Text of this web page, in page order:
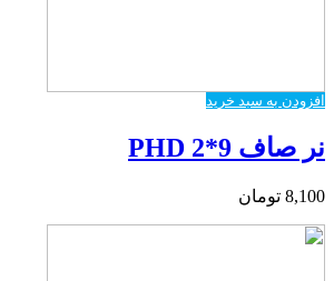
افزودن به سبد خرید
نر صاف PHD 2*9
8,100 تومان